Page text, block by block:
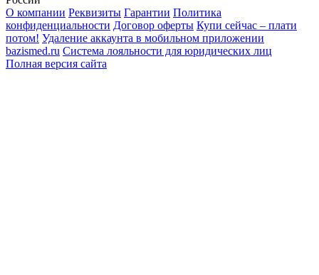
О компании Реквизиты Гарантии Политика
конфиденциальности Договор оферты Купи сейчас – плати
потом! Удаление аккаунта в мобильном приложении
bazismed.ru Система лояльности для юридических лиц
Полная версия сайта